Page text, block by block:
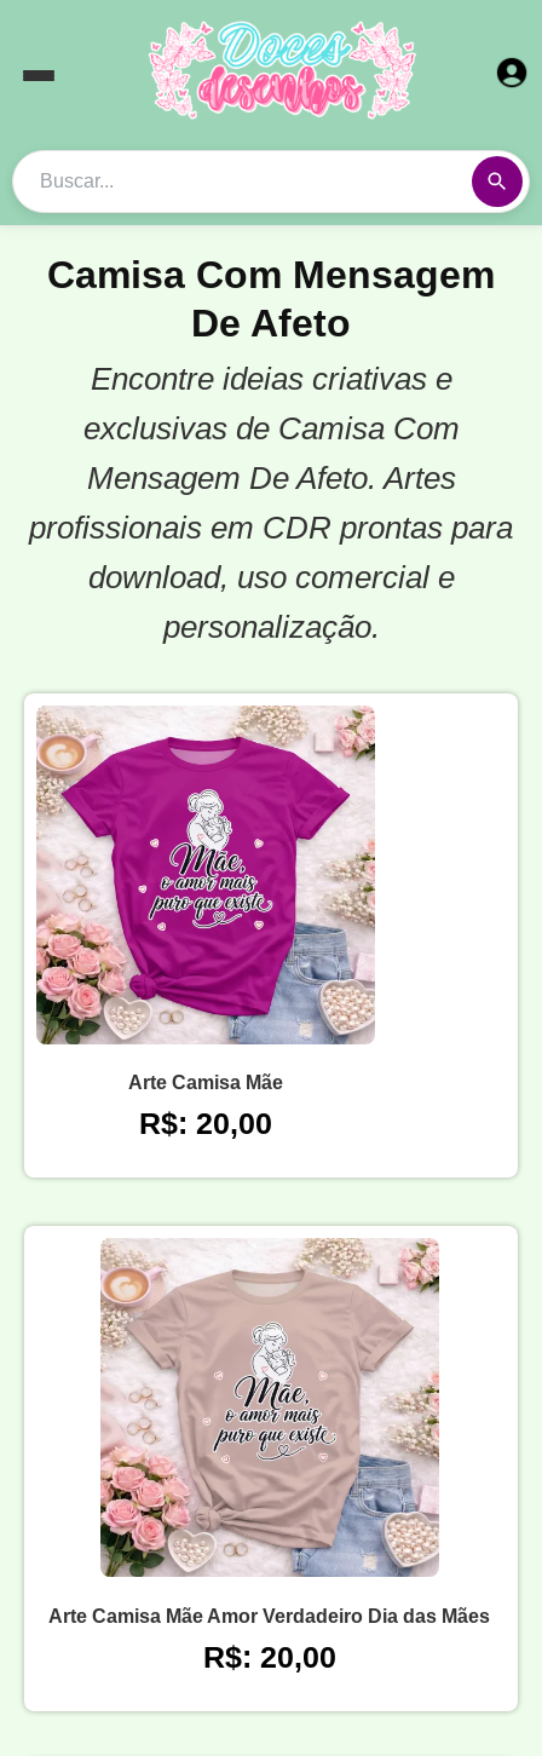
Camisa Com Mensagem
De Afeto
Encontre ideias criativas e
exclusivas de Camisa Com
Mensagem De Afeto. Artes
profissionais em CDR prontas para
download, uso comercial e
personalização.
Arte Camisa Mãe
R$: 20,00
Arte Camisa Mãe Amor Verdadeiro Dia das Mães
R$: 20,00